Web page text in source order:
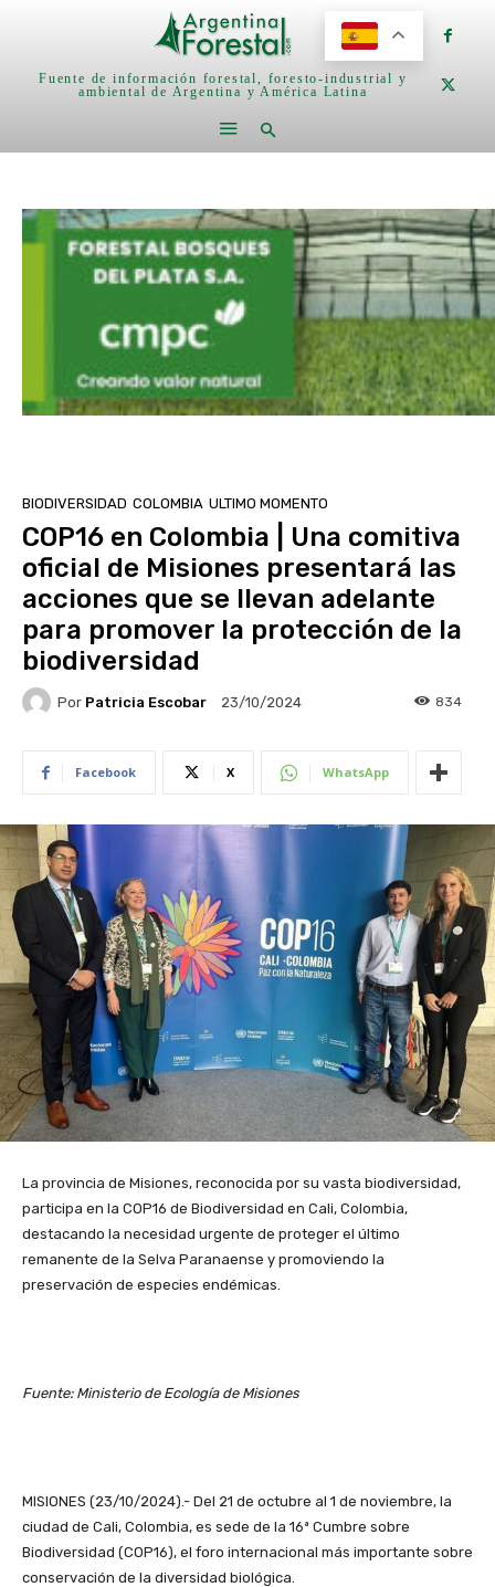
Fuente de información forestal, foresto-industrial y
ambiental de Argentina y América Latina
BIODIVERSIDAD COLOMBIA ULTIMO MOMENTO
COP16 en Colombia | Una comitiva
oficial de Misiones presentará las
acciones que se llevan adelante
para promover la protección de la
biodiversidad
Por Patricia Escobar 23/10/2024 834
Facebook X WhatsApp
La provincia de Misiones, reconocida por su vasta biodiversidad,
participa en la COP16 de Biodiversidad en Cali, Colombia,
destacando la necesidad urgente de proteger el último
remanente de la Selva Paranaense y promoviendo la
preservación de especies endémicas.
Fuente: Ministerio de Ecología de Misiones
MISIONES (23/10/2024).- Del 21 de octubre al 1 de noviembre, la
ciudad de Cali, Colombia, es sede de la 16ª Cumbre sobre
Biodiversidad (COP16), el foro internacional más importante sobre
conservación de la diversidad biológica.